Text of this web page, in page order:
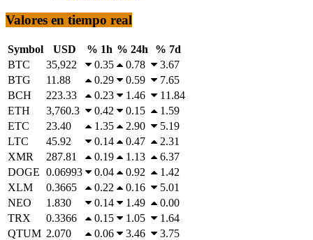
Valores en tiempo real
Symbol USD % 1h % 24h
% 7d
BTC
35,922 0.35 0.78
3.67
BTG
11.88 0.29 0.59
7.65
BCH
223.33 0.23 1.46
11.84
ETH
3,760.3 0.42 0.15
1.59
ETC
23.40 1.35 2.90
5.19
LTC
45.92 0.14 0.47
2.31
XMR
287.81 0.19 1.13
6.37
DOGE 0.06993 0.04 0.92
1.42
XLM
0.3665 0.22 0.16
5.01
NEO
1.830 0.14 1.49
0.00
TRX
0.3366 0.15 1.05
1.64
QTUM 2.070 0.06 3.46
3.75